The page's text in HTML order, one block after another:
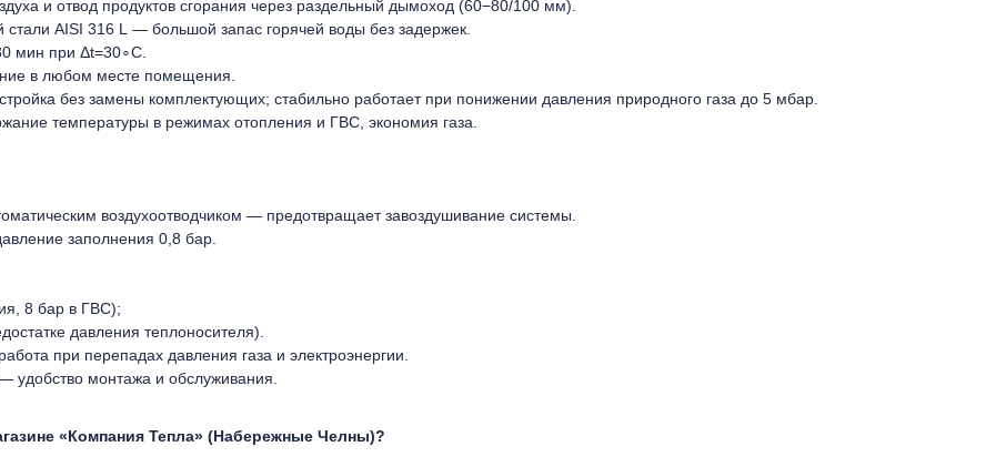
и отвод продуктов сгорания через раздельный дымоход (60−80/100 мм).
AISI 316 L — большой запас горячей воды без задержек.
мин при Δt=30∘C.
в любом месте помещения.
без замены комплектующих; стабильно работает при понижении давления природного газа до 5 мбар.
температуры в режимах отопления и ГВС, экономия газа.
воздухоотводчиком — предотвращает завоздушивание системы.
заполнения 0,8 бар.
8 бар в ГВС);
давления теплоносителя).
при перепадах давления газа и электроэнергии.
удобство монтажа и обслуживания.
«Компания Тепла» (Набережные Челны)?